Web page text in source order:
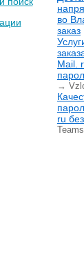
во
заказ
Mail.
→
ru